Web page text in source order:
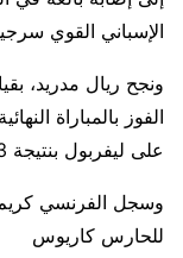
الإسباني القوي
ونجح ريال مدريد،
على ليفربول بنتيجة 3-1.
وسجل الفرنسي
للحارس كاريوس